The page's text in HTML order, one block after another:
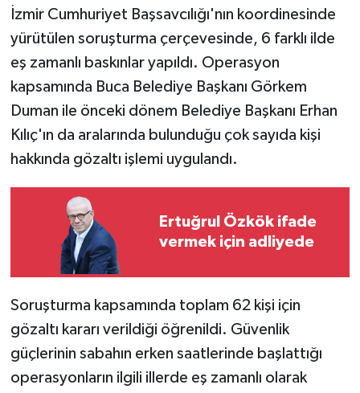
İzmir Cumhuriyet Başsavcılığı'nın koordinesinde
yürütülen soruşturma çerçevesinde, 6 farklı ilde
eş zamanlı baskınlar yapıldı. Operasyon
kapsamında Buca Belediye Başkanı Görkem
Duman ile önceki dönem Belediye Başkanı Erhan
Kılıç'ın da aralarında bulunduğu çok sayıda kişi
hakkında gözaltı işlemi uygulandı.
Ertuğrul Özkök ifade
vermek için adliyede
Soruşturma kapsamında toplam 62 kişi için
gözaltı kararı verildiği öğrenildi. Güvenlik
güçlerinin sabahın erken saatlerinde başlattığı
operasyonların ilgili illerde eş zamanlı olarak